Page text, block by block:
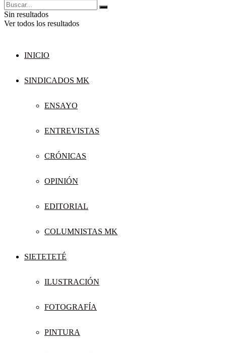
Sin resultados
Ver todos los resultados
INICIO
SINDICADOS MK
ENSAYO
ENTREVISTAS
CRÓNICAS
OPINIÓN
EDITORIAL
COLUMNISTAS MK
SIETETETÉ
ILUSTRACIÓN
FOTOGRAFÍA
PINTURA